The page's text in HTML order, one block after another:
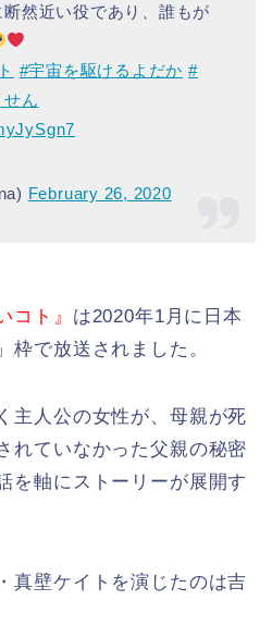
然近い役であり、誰もが
#宇宙を駆けるよだか #
ん
February 26, 2020
コト』 は2020年1月に日本
枠で放送されました。
主人公の女性が、母親が死
れていなかった父親の秘密
を軸にストーリーが展開す
真壁ケイトを演じたのは吉